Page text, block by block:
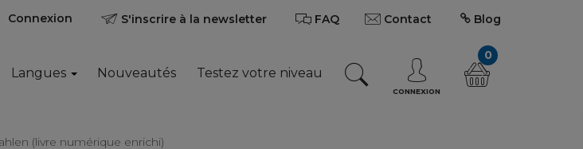
Connexion S'inscrire à la newsletter FAQ Contact Blog
Langues Nouveautés Testez votre niveau
CONNEXION
0
(livre numérique enrichi)